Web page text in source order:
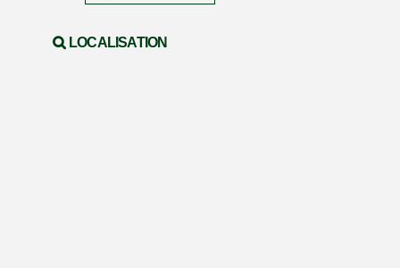
LOCALISATION